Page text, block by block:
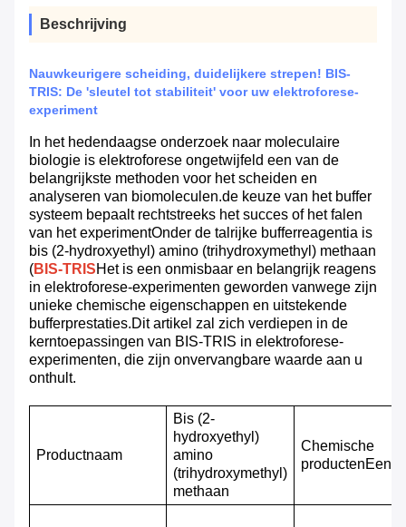
Beschrijving
Nauwkeurigere scheiding, duidelijkere strepen! BIS-
TRIS: De 'sleutel tot stabiliteit' voor uw elektroforese-
experiment
In het hedendaagse onderzoek naar moleculaire
biologie is elektroforese ongetwijfeld een van de
belangrijkste methoden voor het scheiden en
analyseren van biomoleculen.de keuze van het buffer
systeem bepaalt rechtstreeks het succes of het falen
van het experimentOnder de talrijke bufferreagentia is
bis (2-hydroxyethyl) amino (trihydroxymethyl) methaan
(BIS-TRISHet is een onmisbaar en belangrijk reagens
in elektroforese-experimenten geworden vanwege zijn
unieke chemische eigenschappen en uitstekende
bufferprestaties.Dit artikel zal zich verdiepen in de
kerntoepassingen van BIS-TRIS in elektroforese-
experimenten, die zijn onvervangbare waarde aan u
onthult.
Productnaam
Bis (2-
hydroxyethyl)
amino
(trihydroxymethyl)
methaan
Chemische
productenEen